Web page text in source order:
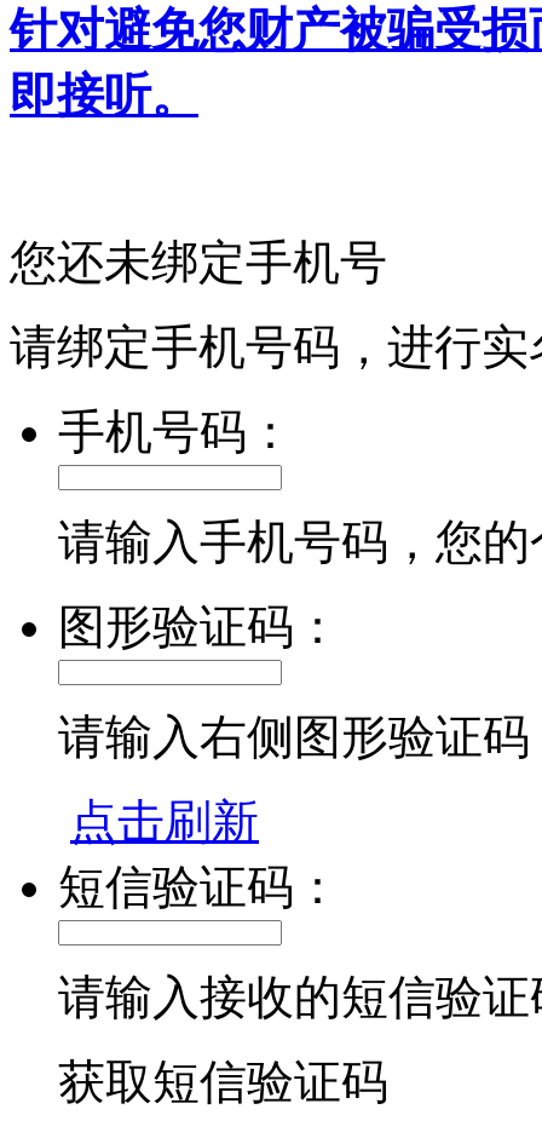
针对避免您财产被骗受
即接听。
您还未绑定手机号
请绑定手机号码，进行
手机号码：
请输入手机号码，您
图形验证码：
请输入右侧图形验证码
点击刷新
短信验证码：
请输入接收的短信验证
获取短信验证码